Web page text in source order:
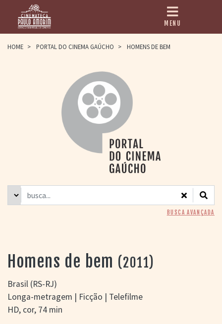
HOME
PAULO AMORIM
> HISTÓRIA
> HOMENAGEADOS
> EQUIPE
> ASSOCIAÇÃO DOS
> BIBLIOTECA
ROMEU GRIMALDI
CARTAZ
> GRADE SEMANAL
> PREÇOS E
PORTAL DO
CINEMA GAÚCHO
> BUSCA AVANÇADA
> LISTA DE FILMES
> FILMOGRAFIAS DE
MENU
HOME > PORTAL DO CINEMA GAÚCHO > HOMENS DE BEM
BUSCA AVANÇADA
Homens de bem (2011)
Brasil (RS-RJ)
Longa-metragem | Ficção | Telefilme
HD, cor, 74 min